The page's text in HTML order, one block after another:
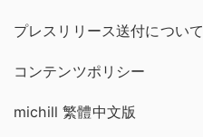
プレスリリース送付について
コンテンツポリシー
michill 繁體中文版